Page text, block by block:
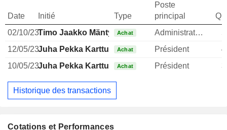
Cotations et Performances
Date Initié Type
Poste
principal
02/10/23Timo Jaakko Mänty Achat Administrateur
12/05/23Juha Pekka KarttunenAchat Président
10/05/23Juha Pekka KarttunenAchat Président
Historique des transactions